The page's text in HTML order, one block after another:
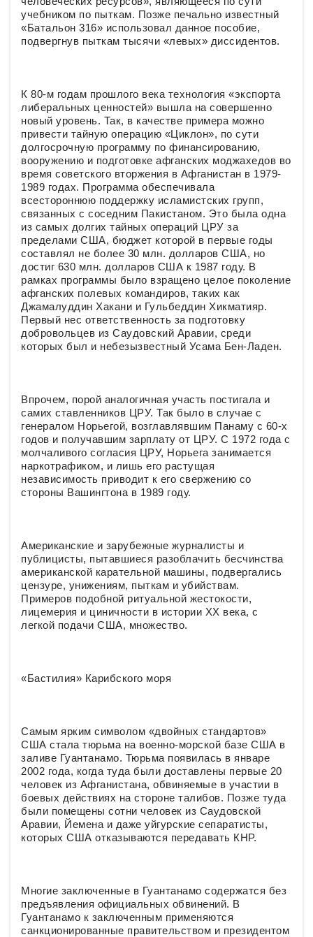
учебником по пыткам. Позже печально известный
«Батальон 316» использовал данное пособие,
подвергнув пыткам тысячи «левых» диссидентов.
К 80-м годам прошлого века технология «экспорта
либеральных ценностей» вышла на совершенно
новый уровень. Так, в качестве примера можно
привести тайную операцию «Циклон», по сути
долгосрочную программу по финансированию,
вооружению и подготовке афганских моджахедов во
время советского вторжения в Афганистан в 1979-
1989 годах. Программа обеспечивала
всестороннюю поддержку исламистских групп,
связанных с соседним Пакистаном. Это была одна
из самых долгих тайных операций ЦРУ за
пределами США, бюджет которой в первые годы
составлял не более 30 млн. долларов США, но
достиг 630 млн. долларов США к 1987 году. В
рамках программы было взращено целое поколение
афганских полевых командиров, таких как
Джамалуддин Хакани и Гульбеддин Хикматияр.
Первый нес ответственность за подготовку
добровольцев из Саудовский Аравии, среди
которых был и небезызвестный Усама Бен-Ладен.
Впрочем, порой аналогичная участь постигала и
самих ставленников ЦРУ. Так было в случае с
генералом Норьегой, возглавлявшим Панаму с 60-х
годов и получавшим зарплату от ЦРУ. С 1972 года с
молчаливого согласия ЦРУ, Норьега занимается
наркотрафиком, и лишь его растущая
независимость приводит к его свержению со
стороны Вашингтона в 1989 году.
Американские и зарубежные журналисты и
публицисты, пытавшиеся разоблачить бесчинства
американской карательной машины, подвергались
цензуре, унижениям, пыткам и убийствам.
Примеров подобной ритуальной жестокости,
лицемерия и циничности в истории XX века, с
легкой подачи США, множество.
«Бастилия» Карибского моря
Самым ярким символом «двойных стандартов»
США стала тюрьма на военно-морской базе США в
заливе Гуантанамо. Тюрьма появилась в январе
2002 года, когда туда были доставлены первые 20
человек из Афганистана, обвиняемые в участии в
боевых действиях на стороне талибов. Позже туда
были помещены сотни человек из Саудовской
Аравии, Йемена и даже уйгурские сепаратисты,
которых США отказываются передавать КНР.
Многие заключенные в Гуантанамо содержатся без
предъявления официальных обвинений. В
Гуантанамо к заключенным применяются
санкционированные правительством и президентом